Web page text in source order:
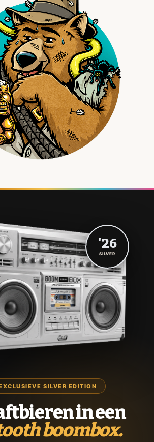
SILVER EDITION
in een
boombox.
'26
SILVER